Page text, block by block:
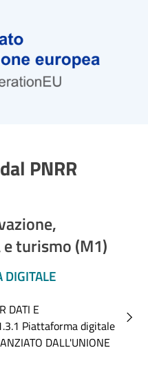
PNRR
turismo (M1)
DATI E
Piattaforma digitale
DALL'UNIONE